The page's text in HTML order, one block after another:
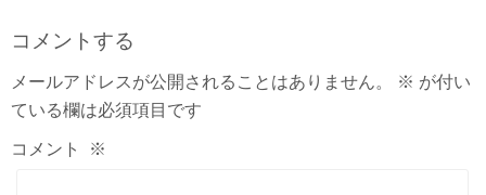
コメントする
メールアドレスが公開されることはありません。 ※ が付い
ている欄は必須項目です
コメント ※